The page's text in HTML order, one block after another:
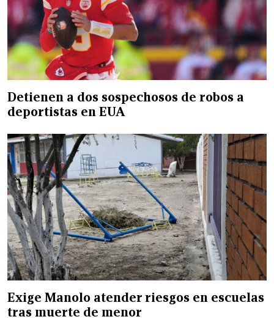
Detienen a dos sospechosos de robos a
deportistas en EUA
Exige Manolo atender riesgos en escuelas
tras muerte de menor